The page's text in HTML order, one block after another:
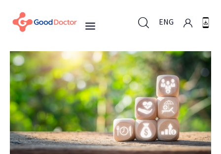
ENG
ENG
Untuk Bisnis
Untuk Anda